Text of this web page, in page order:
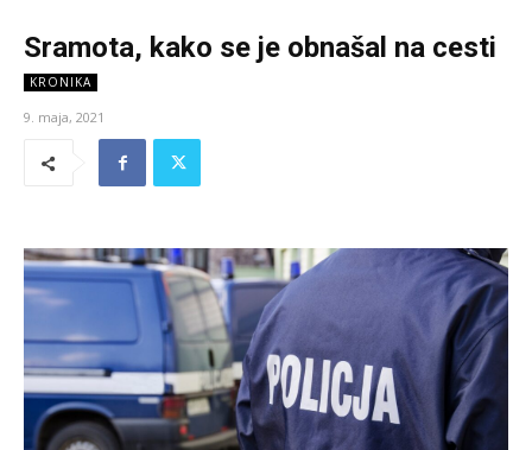
Sramota, kako se je obnašal na cesti
KRONIKA
9. maja, 2021